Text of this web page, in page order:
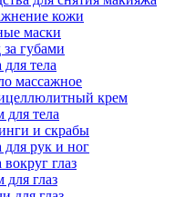
кожи
маски
за губами
тела
массажное
крем
для тела
и скрабы
для рук и ног
глаз
для глаз